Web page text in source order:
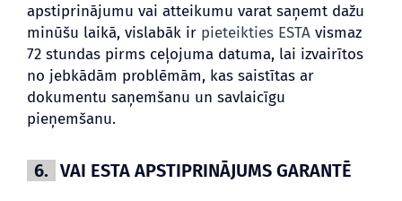
apstiprinājumu vai atteikumu varat saņemt dažu
minūšu laikā, vislabāk ir pieteikties ESTAvismaz
72 stundas pirms ceļojuma datuma, lai izvairītos
no jebkādām problēmām, kas saistītas ar
dokumentu saņemšanu un savlaicīgu
pieņemšanu.
6. VAI ESTA APSTIPRINĀJUMS GARANTĒ